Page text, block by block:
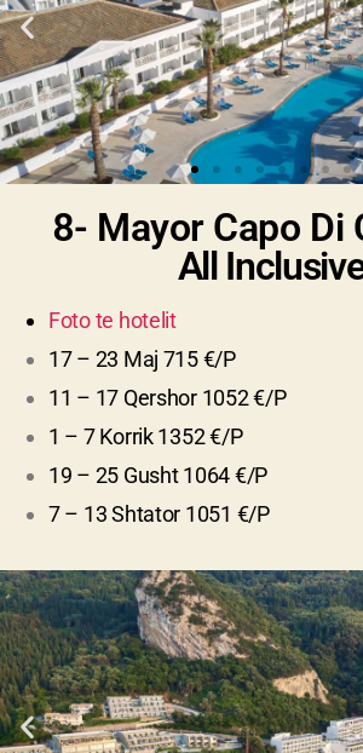
8- Mayor Capo Di
All
Foto te hotelit
17 – 23 Maj 715 €/P
11 – 17 Qershor 1052 €/P
1 – 7 Korrik 1352 €/P
19 – 25 Gusht 1064 €/P
7 – 13 Shtator 1051 €/P